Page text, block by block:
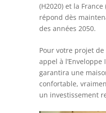
(H2020) et la France
répond dès
des années 2050.
Pour votre projet
appel à
garantira une
confortable,
un investissement